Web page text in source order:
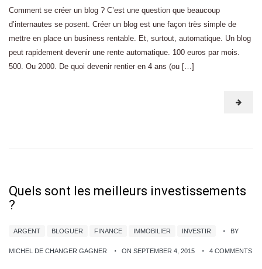
Comment se créer un blog ? C’est une question que beaucoup
d’internautes se posent. Créer un blog est une façon très simple de
mettre en place un business rentable. Et, surtout, automatique. Un blog
peut rapidement devenir une rente automatique. 100 euros par mois.
500. Ou 2000. De quoi devenir rentier en 4 ans (ou […]
Quels sont les meilleurs investissements
?
ARGENT BLOGUER FINANCE IMMOBILIER INVESTIR BY
MICHEL DE CHANGER GAGNER ON SEPTEMBER 4, 2015 4 COMMENTS